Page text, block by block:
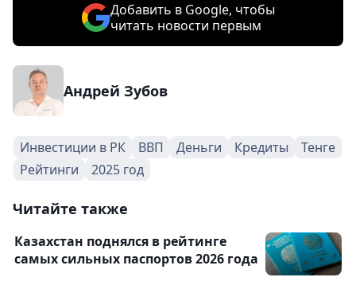
Добавить в Google, чтобы
читать новости первым
Андрей Зубов
Инвестиции в РК ВВП Деньги Кредиты
Тенге
Рейтинги
2025 год
Читайте также
Казахстан поднялся в рейтинге
самых сильных паспортов 2026 года